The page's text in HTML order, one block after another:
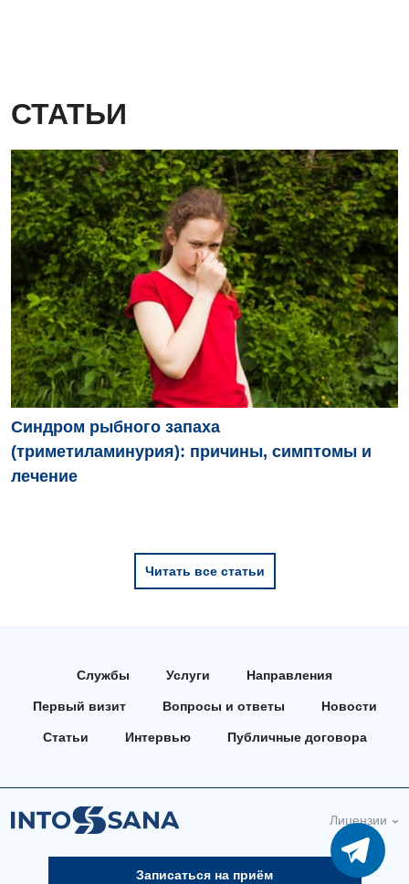
СТАТЬИ
Синдром рыбного запаха
(триметиламинурия): причины, симптомы и
лечение
Читать все статьи
Службы Услуги Направления
Первый визит Вопросы и ответы Новости
Статьи Интервью Публичные договора
Лицензии
Записаться на приём